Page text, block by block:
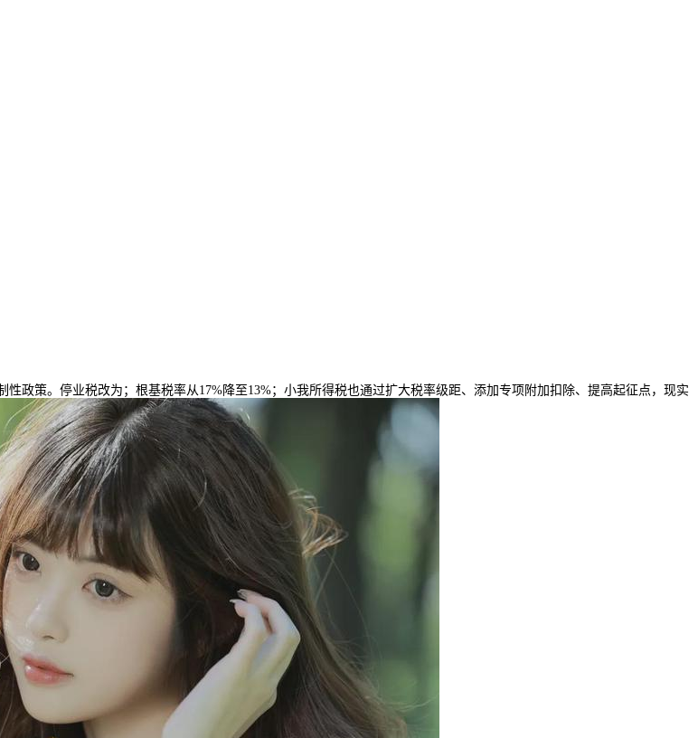
策。停业税改为；根基税率从17%降至13%；小我所得税也通过扩大税率级距、添加专项附加扣除、提高起征点，现实